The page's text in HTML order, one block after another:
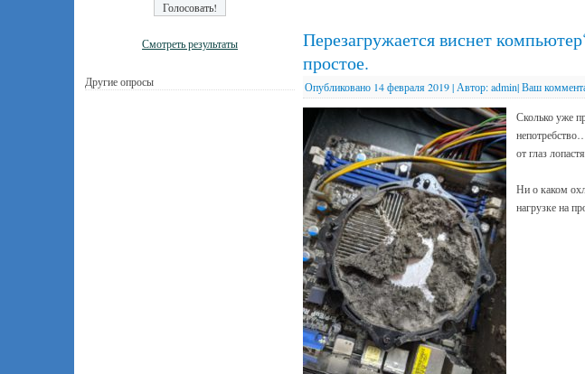
Перезагружается виснет
простое.
Опубликовано 14 февраля 2019| Автор: admin| Ваш
Сколько уже
от глаз
Ни о каком
нагрузке на
Смотреть результаты
Другие опросы